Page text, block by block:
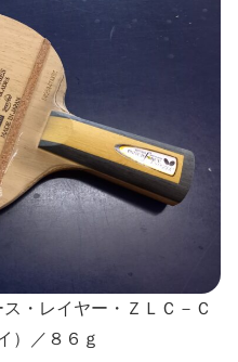
・レイヤー・ＺＬＣ－Ｃ
）／８６ｇ